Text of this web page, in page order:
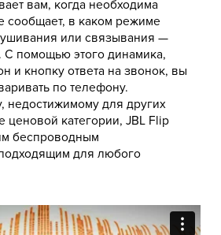
вам, когда необходима
сообщает, в каком режиме
или связывания —
С помощью этого динамика,
и кнопку ответа на звонок, вы
по телефону.
недостижимому для других
ценовой категории, JBL Flip
беспроводным
для любого